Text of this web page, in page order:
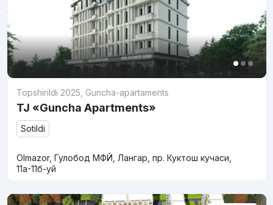
Topshirildi 2025 Guncha-apartaments
TJ «Guncha Apartments»
Sotildi
Olmazor, Гулобод МФЙ, Лангар, пр. Куктош кучаси,
11а-11б-уй